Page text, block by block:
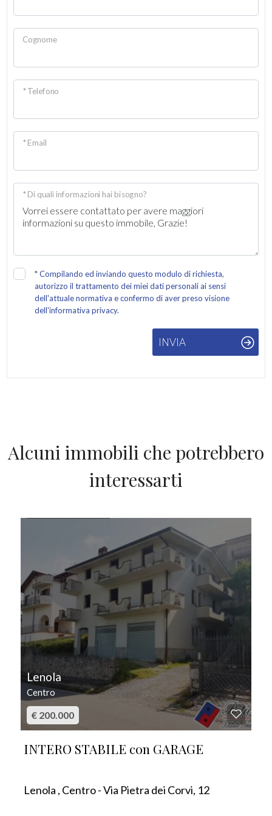
Cognome
* Telefono
* Email
* Di quali informazioni hai bisogno?
*Compilando ed inviando questo modulo di richiesta,
autorizzo il trattamento dei miei dati personali ai sensi
dell'attuale normativa e confermo di aver preso visione
dell'informativa privacy.
INVIA
Alcuni immobili che potrebbero
interessarti
Lenola
Centro
€ 200.000
INTERO STABILE con GARAGE
Lenola , Centro - Via Pietra dei Corvi, 12